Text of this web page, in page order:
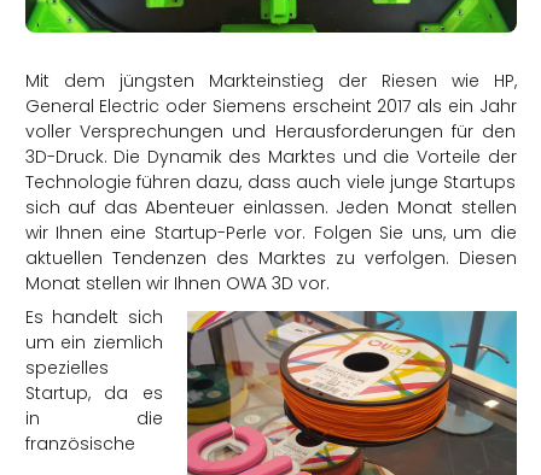
Mit dem jüngsten Markteinstieg der Riesen wie HP,
General Electric oder Siemens erscheint 2017 als ein Jahr
voller Versprechungen und Herausforderungen für den
3D-Druck. Die Dynamik des Marktes und die Vorteile der
Technologie führen dazu, dass auch viele junge Startups
sich auf das Abenteuer einlassen. Jeden Monat stellen
wir Ihnen eine Startup-Perle vor. Folgen Sie uns, um die
aktuellen Tendenzen des Marktes zu verfolgen. Diesen
Monat stellen wir Ihnen OWA 3D vor.
Es handelt sich
um ein ziemlich
spezielles
Startup, da es
in die
französische